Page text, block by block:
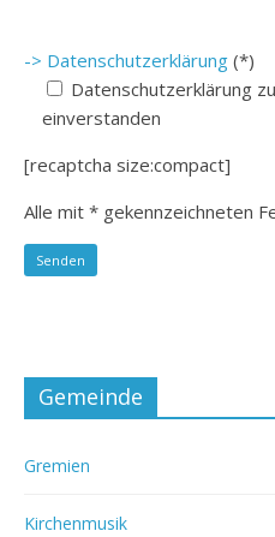
-> Datenschutzerklärung(*)
Datenschutzerklärung
einverstanden
[recaptcha size:compact]
Alle mit * gekennzeichneten
Gemeinde
Gremien
Kirchenmusik